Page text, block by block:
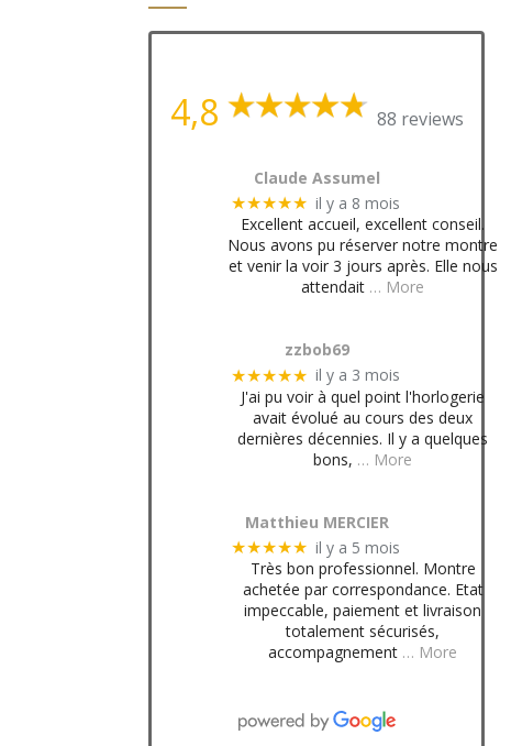
4,8 88 reviews
Claude Assumel
★★★★★ il y a 8 mois
Excellent accueil, excellent conseil.
Nous avons pu réserver notre montre
et venir la voir 3 jours après. Elle nous
attendait … More
zzbob69
★★★★★ il y a 3 mois
J'ai pu voir à quel point l'horlogerie
avait évolué au cours des deux
dernières décennies. Il y a quelques
bons, … More
Matthieu MERCIER
★★★★★ il y a 5 mois
Très bon professionnel. Montre
achetée par correspondance. Etat
impeccable, paiement et livraison
totalement sécurisés,
accompagnement … More